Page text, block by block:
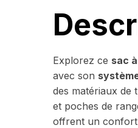
Explorez ce sac
avec son
des matériaux de
et poches de
offrent un confort